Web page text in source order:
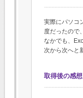
実際にパソコ
度だったので
なかでも、
次から次へと
取得後の感